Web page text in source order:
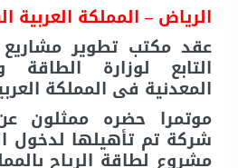
الرياض – المملكة العربية
عقد مكتب تطوير مشاريع
التابع لوزارة الطاقة
المعدنية فى المملكة
موتمرا حضره
شركة تم تأهيلها لدخول